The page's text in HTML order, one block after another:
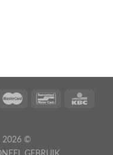
2026 ©